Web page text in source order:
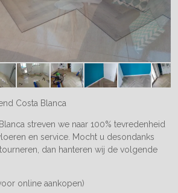
Costa Blanca
streven we naar 100% tevredenheid
en service. Mocht u desondanks
dan hanteren wij de volgende
online aankopen)